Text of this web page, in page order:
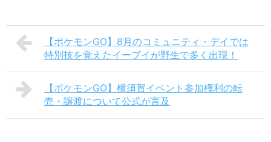
【ポケモンGO】8月のコミュニティ・デイでは
特別技を覚えたイーブイが野生で多く出現！
【ポケモンGO】横須賀イベント参加権利の転
売・譲渡について公式が言及